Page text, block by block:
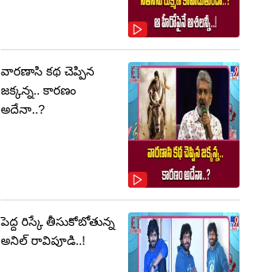
వారణాసి కథ చెప్పిన
జక్కన్న.. కారణం
అదేనా..?
పెద్ద రిస్కే తీసుకోబోతున్న
అనిల్ రావిపూడి..!